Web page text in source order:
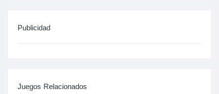
Publicidad
Juegos Relacionados